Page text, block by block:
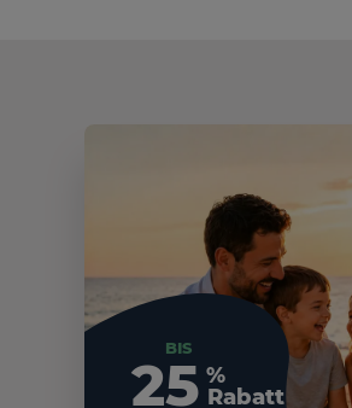
BIS
25 %
Rabatt